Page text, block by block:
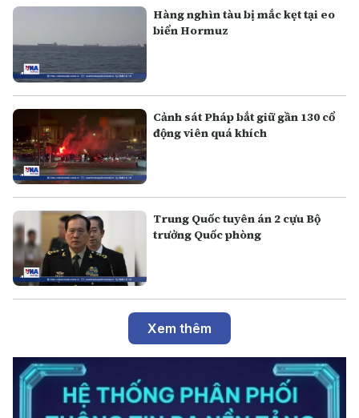
Hàng nghìn tàu bị mắc kẹt tại eo
biển Hormuz
Cảnh sát Pháp bắt giữ gần 130 cổ
động viên quá khích
Trung Quốc tuyên án 2 cựu Bộ
trưởng Quốc phòng
Xem thêm